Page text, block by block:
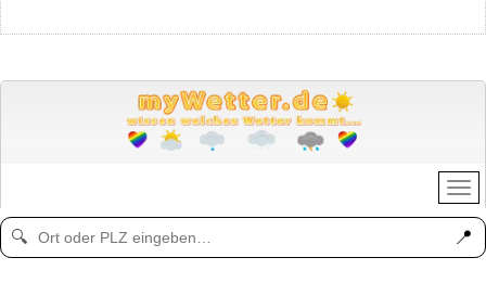
🔍 📍